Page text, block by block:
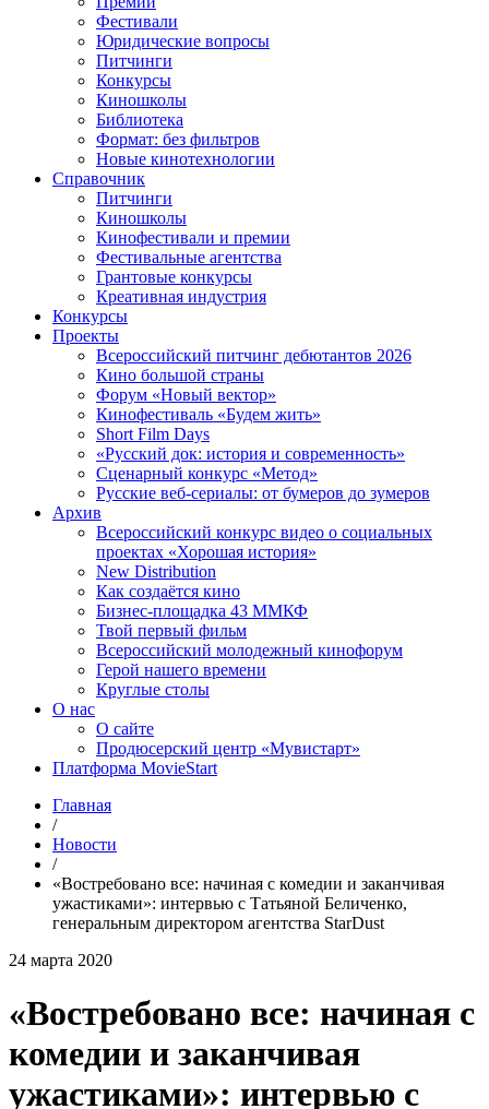
Фестивали
Юридические вопросы
Питчинги
Конкурсы
Киношколы
Библиотека
Формат: без фильтров
Новые кинотехнологии
Справочник
Питчинги
Киношколы
Кинофестивали и премии
Фестивальные агентства
Грантовые конкурсы
Креативная индустрия
Конкурсы
Проекты
Всероссийский питчинг дебютантов 2026
Кино большой страны
Форум «Новый вектор»
Кинофестиваль «Будем жить»
Short Film Days
«Русский док: история и современность»
Сценарный конкурс «Метод»
Русские веб-сериалы: от бумеров до зумеров
Архив
Всероссийский конкурс видео о социальных
проектах «Хорошая история»
New Distribution
Как создаётся кино
Бизнес-площадка 43 ММКФ
Твой первый фильм
Всероссийский молодежный кинофорум
Герой нашего времени
Круглые столы
О нас
О сайте
Продюсерский центр «Мувистарт»
Платформа MovieStart
Главная
/
Новости
/
«Востребовано все: начиная с комедии и заканчивая
ужастиками»: интервью с Татьяной Беличенко,
генеральным директором агентства StarDust
24 марта 2020
«Востребовано все: начиная с
комедии и заканчивая
ужастиками»: интервью с